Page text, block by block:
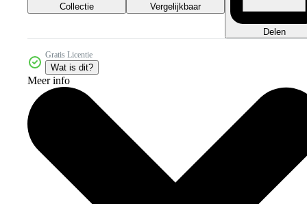
Collectie Vergelijkbaar
Delen
Gratis Licentie
Wat is dit?
Meer info